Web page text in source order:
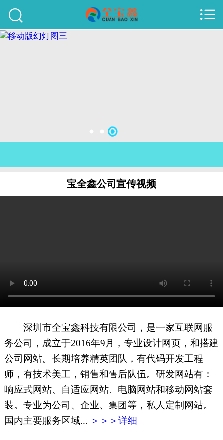
关于我们
联系我们
51La
XML地图


宝全鑫公司宣传视频
深圳市全宝鑫科技有限公司，是一家互联网服
务公司，成立于2016年9月，专业设计网页，和搭建
公司网站。长期培养精英团队，有代码开发工程
师，有技术美工，销售和售后队伍。研发网站有：
响应式网站、自适应网站、电脑网站和移动网站套
装。专业为公司、企业、集团等，私人定制网站。
国内主要服务区域... ＞＞＞详细